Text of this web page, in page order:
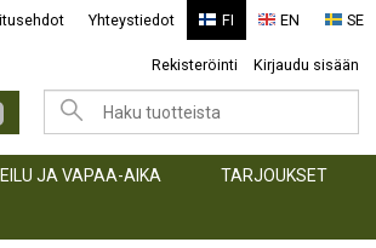
FI EN SE
Yhteystiedot
Rekisteröinti Kirjaudu sisään
JA VAPAA-AIKA TARJOUKSET